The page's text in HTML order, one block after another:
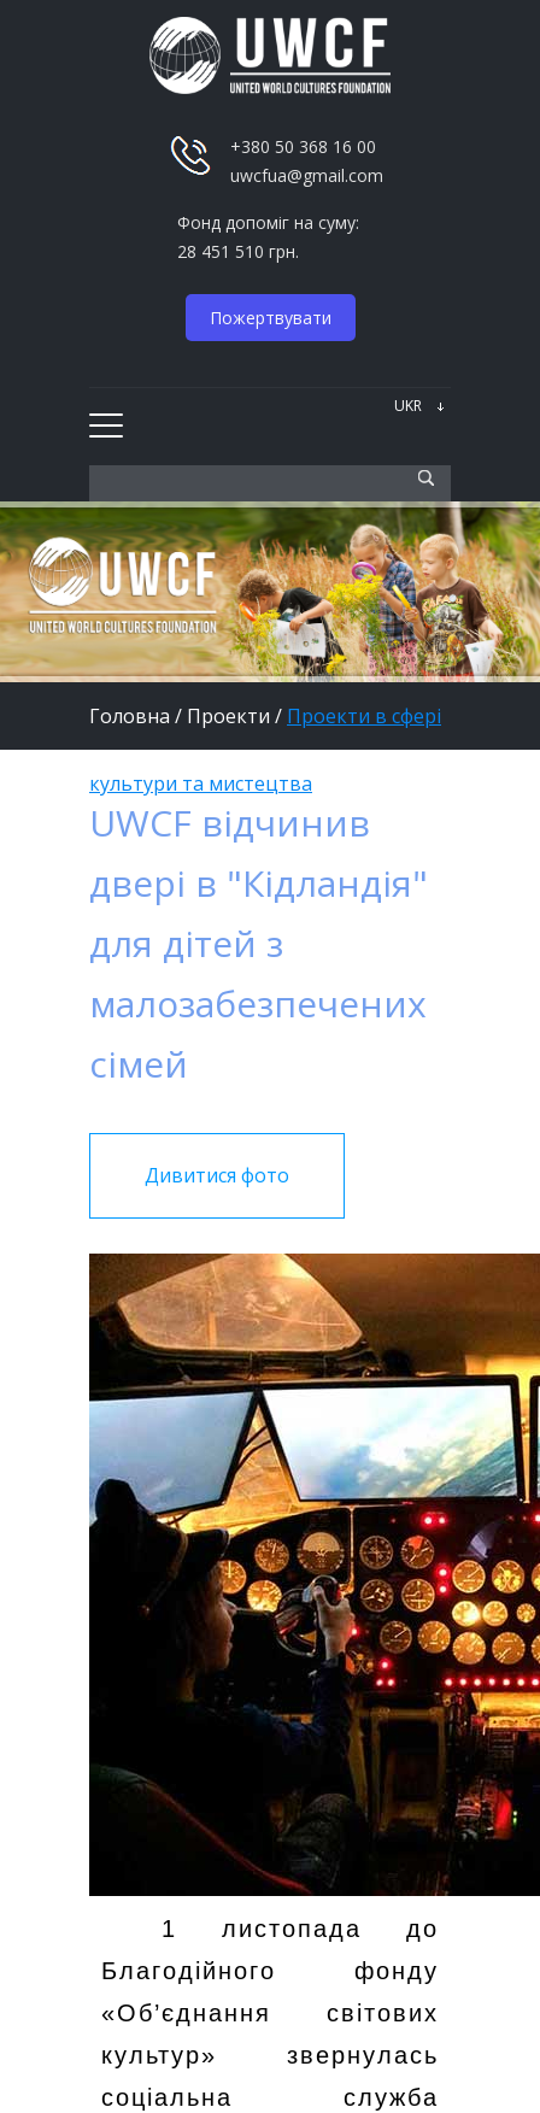
+380 50 368 16 00
uwcfua@gmail.com
Фонд допоміг на суму:
28 451 510 грн.
Пожертвувати
Головна / Проекти / Проекти в сфері
культури та мистецтва
UWCF відчинив
двері в "Кідландія"
для дітей з
малозабезпечених
сімей
Дивитися фото
1 листопада до
Благодійного фонду
«Об’єднання світових
культур» звернулась
соціальна служба